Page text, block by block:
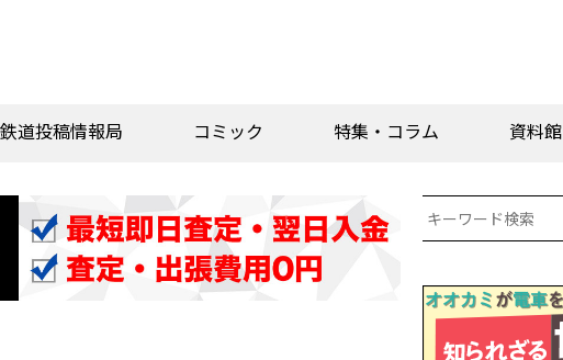
鉄道投稿情報局 コミック 特集・コラム 資料館